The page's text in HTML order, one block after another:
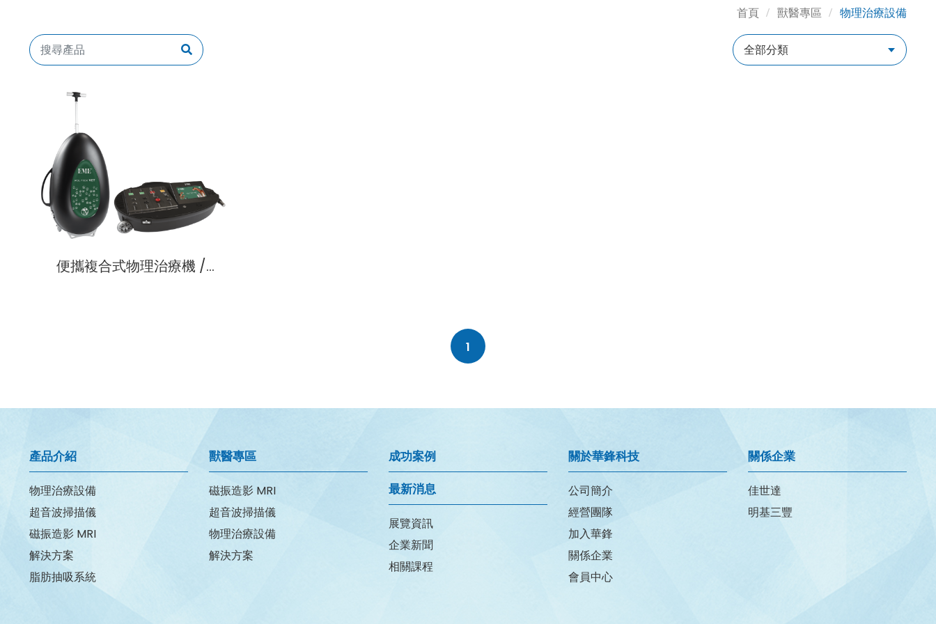
首頁 獸醫專區 物理治療設備
全部分類
便攜複合式物理治療機 /
1
產品介紹
物理治療設備
超音波掃描儀
磁振造影 MRI
解決方案
脂肪抽吸系統
獸醫專區
磁振造影 MRI
超音波掃描儀
物理治療設備
解決方案
成功案例
最新消息
展覽資訊
企業新聞
相關課程
關於華鋒科技
公司簡介
經營團隊
加入華鋒
關係企業
會員中心
關係企業
佳世達
明基三豐